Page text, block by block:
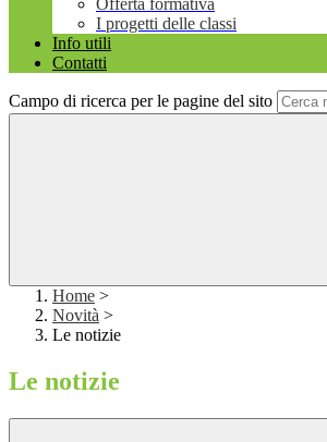
Offerta formativa
I progetti delle classi
Info utili
Contatti
Campo di ricerca per le pagine del sito
Home >
Novità >
Le notizie
Le notizie